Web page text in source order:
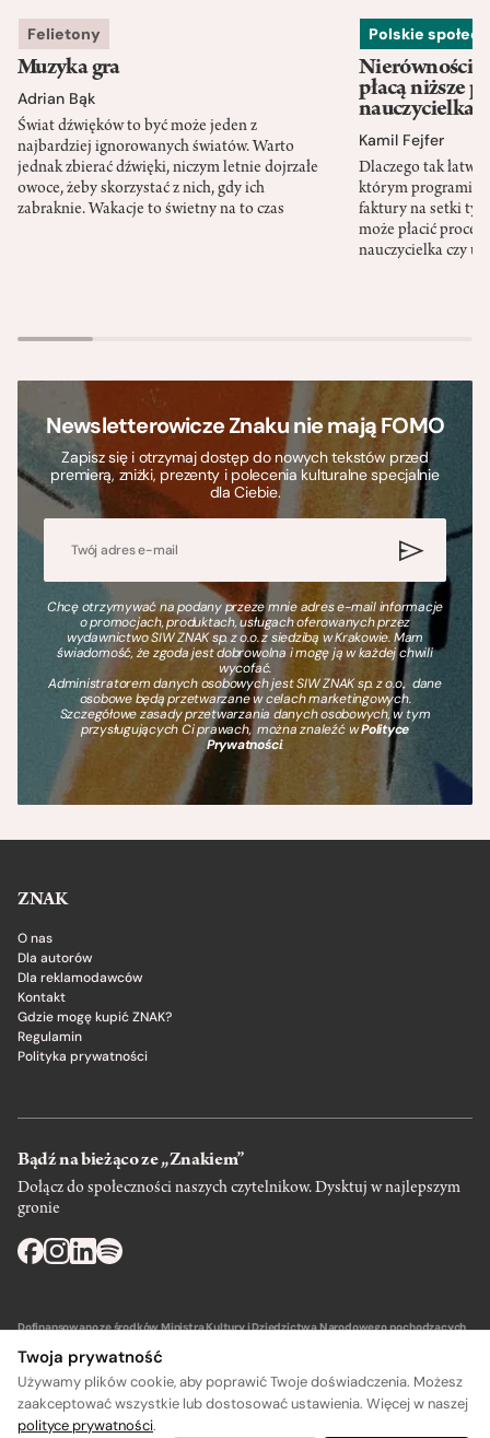
Felietony
Muzyka gra
Adrian Bąk
Świat dźwięków to być może jeden z
najbardziej ignorowanych światów. Warto
jednak zbierać dźwięki, niczym letnie dojrzałe
owoce, żeby skorzystać z nich, gdy ich
zabraknie. Wakacje to świetny na to czas
Polskie
Nierówności
płacą niższe
nauczycielka
Kamil Fejfer
Dlaczego tak
którym
faktury na setki
może płacić
nauczycielka czy
Newsletterowicze Znaku nie mają FOMO
Zapisz się i otrzymaj dostęp do nowych tekstów przed
premierą, zniżki, prezenty i polecenia kulturalne specjalnie
dla Ciebie.
Chcę otrzymywać na podany przeze mnie adres e-mail informacje
o promocjach, produktach, usługach oferowanych przez
wydawnictwo SIW ZNAK sp. z o.o. z siedzibą w Krakowie. Mam
świadomość, że zgoda jest dobrowolna i mogę ją w każdej chwili
wycofać.
Administratorem danych osobowych jest SIW ZNAK sp. z o.o., dane
osobowe będą przetwarzane w celach marketingowych.
Szczegółowe zasady przetwarzania danych osobowych, w tym
przysługujących Ci prawach, można znaleźć wPolityce
Prywatności.
ZNAK
O nas
Dla autorów
Dla reklamodawców
Kontakt
Gdzie mogę kupić ZNAK?
Regulamin
Polityka prywatności
Bądź na bieżąco ze „Znakiem”
Dołącz do społeczności naszych czytelnikow. Dysktuj w najlepszym
gronie
Dofinansowano ze środków Ministra Kultury i Dziedzictwa Narodowego pochodzących
Twoja prywatność
Używamy plików cookie, aby poprawić Twoje doświadczenia. Możesz
zaakceptować wszystkie lub dostosować ustawienia. Więcej w naszej
polityce prywatności.